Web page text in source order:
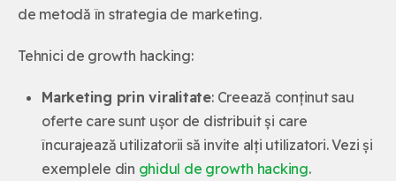
de metodă în strategia de marketing.
Tehnici de growth hacking:
Marketing prin viralitate: Creează conținut sau
oferte care sunt ușor de distribuit și care
încurajează utilizatorii să invite alți utilizatori. Vezi și
exemplele din ghidul de growth hacking.